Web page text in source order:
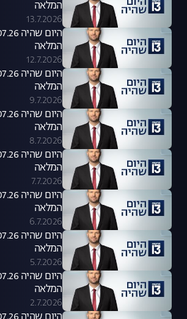
המלאה
13.7.2026
המלאה
12.7.2026
המלאה
9.7.2026
המלאה
8.7.2026
המלאה
7.7.2026
המלאה
6.7.2026
המלאה
5.7.2026
המלאה
2.7.2026